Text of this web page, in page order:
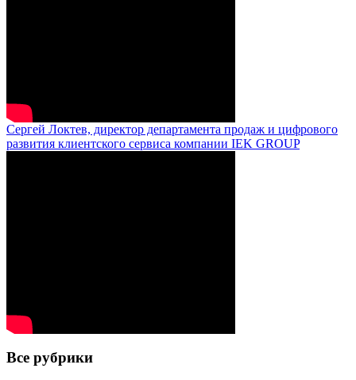
Сергей Локтев, директор департамента продаж и цифрового
развития клиентского сервиса компании IEK GROUP
Все рубрики